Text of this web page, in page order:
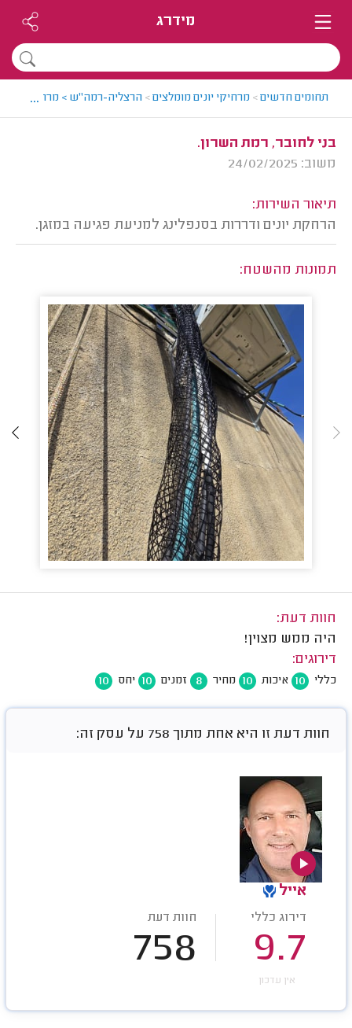
מידרג
תחומים חדשים> מרחיקי יונים מומלצים> הרצליה-רמה"ש > מרחיק יונים
...
בני לחובר, רמת השרון.
משוב: 24/02/2025
תיאור השירות:
הרחקת יונים ודררות בסנפלינג למניעת פגיעה במזגן.
תמונות מהשטח:
חוות דעת:
היה ממש מצוין!
דירוגים:
כללי 10 איכות 10 מחיר 8 זמנים 10 יחס 10
חוות דעת זו היא אחת מתוך 758 על עסק זה:
אייל
דירוג כללי
9.7
חוות דעת
758
אין עדכון